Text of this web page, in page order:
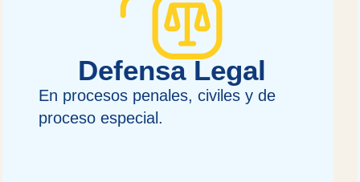
Defensa Legal
En procesos penales, civiles y de
proceso especial.